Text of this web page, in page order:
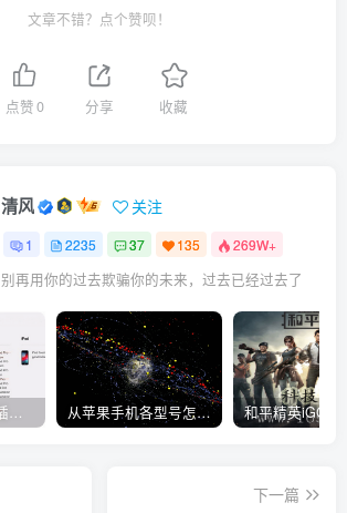
文章不错？点个赞呗！
点赞0 分享 收藏
清风 关注
1 2235 37 135 269W+
别再用你的过去欺骗你的未来，过去已经过去了
从苹果手机各型号怎么越狱到怎么开科技完整教程
下一篇